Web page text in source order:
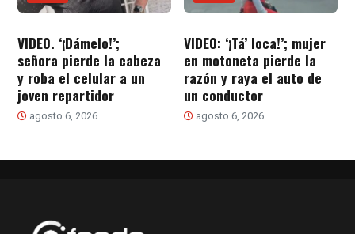
VIDEO. ‘¡Dámelo!’;
señora pierde la cabeza
y roba el celular a un
joven repartidor
agosto 6, 2026
VIDEO: ‘¡Tá’ loca!’; mujer
en motoneta pierde la
razón y raya el auto de
un conductor
agosto 6, 2026